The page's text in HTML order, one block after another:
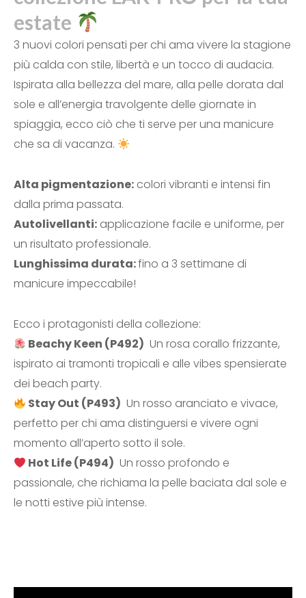
estate
3 nuovi colori pensati per chi ama vivere la stagione
più calda con stile, libertà e un tocco di audacia.
Ispirata alla bellezza del mare, alla pelle dorata dal
sole e all’energia travolgente delle giornate in
spiaggia, ecco ciò che ti serve per una manicure
che sa di vacanza.
Alta pigmentazione: colori vibranti e intensi fin
dalla prima passata.
Autolivellanti: applicazione facile e uniforme, per
un risultato professionale.
Lunghissima durata:fino a 3 settimane di
manicure impeccabile!
Ecco i protagonisti della collezione:
Beachy Keen (P492) Un rosa corallo frizzante,
ispirato ai tramonti tropicali e alle vibes spensierate
dei beach party.
Stay Out (P493) Un rosso aranciato e vivace,
perfetto per chi ama distinguersi e vivere ogni
momento all’aperto sotto il sole.
Hot Life (P494) Un rosso profondo e
passionale, che richiama la pelle baciata dal sole e
le notti estive più intense.